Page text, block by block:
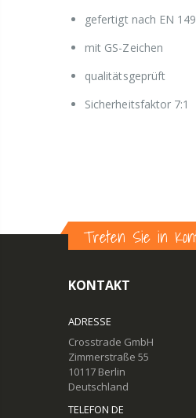
gefertigt nach EN
mit GS-Zeichen
qualitätsgeprüft
Sicherheitsfaktor 7:1
Treten Sie in
KONTAKT
ADRESSE
Crosstrade GmbH
Zimmerstraße 55
10117 Berlin
Deutschland
TELEFON DE